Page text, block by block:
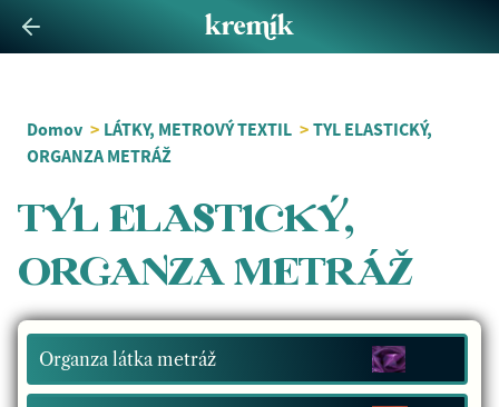
Domov > LÁTKY, METROVÝ TEXTIL > TYL ELASTICKÝ,
ORGANZA METRÁŽ
TYL ELASTICKÝ,
ORGANZA METRÁŽ
Organza látka metráž